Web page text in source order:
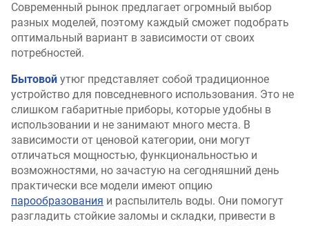
Современный рынок предлагает огромный выбор
разных моделей, поэтому каждый сможет подобрать
оптимальный вариант в зависимости от своих
потребностей.
Бытовой утюг представляет собой традиционное
устройство для повседневного использования. Это не
слишком габаритные приборы, которые удобны в
использовании и не занимают много места. В
зависимости от ценовой категории, они могут
отличаться мощностью, функциональностью и
возможностями, но зачастую на сегодняшний день
практически все модели имеют опцию
парообразования и распылитель воды. Они помогут
разгладить стойкие заломы и складки, привести в